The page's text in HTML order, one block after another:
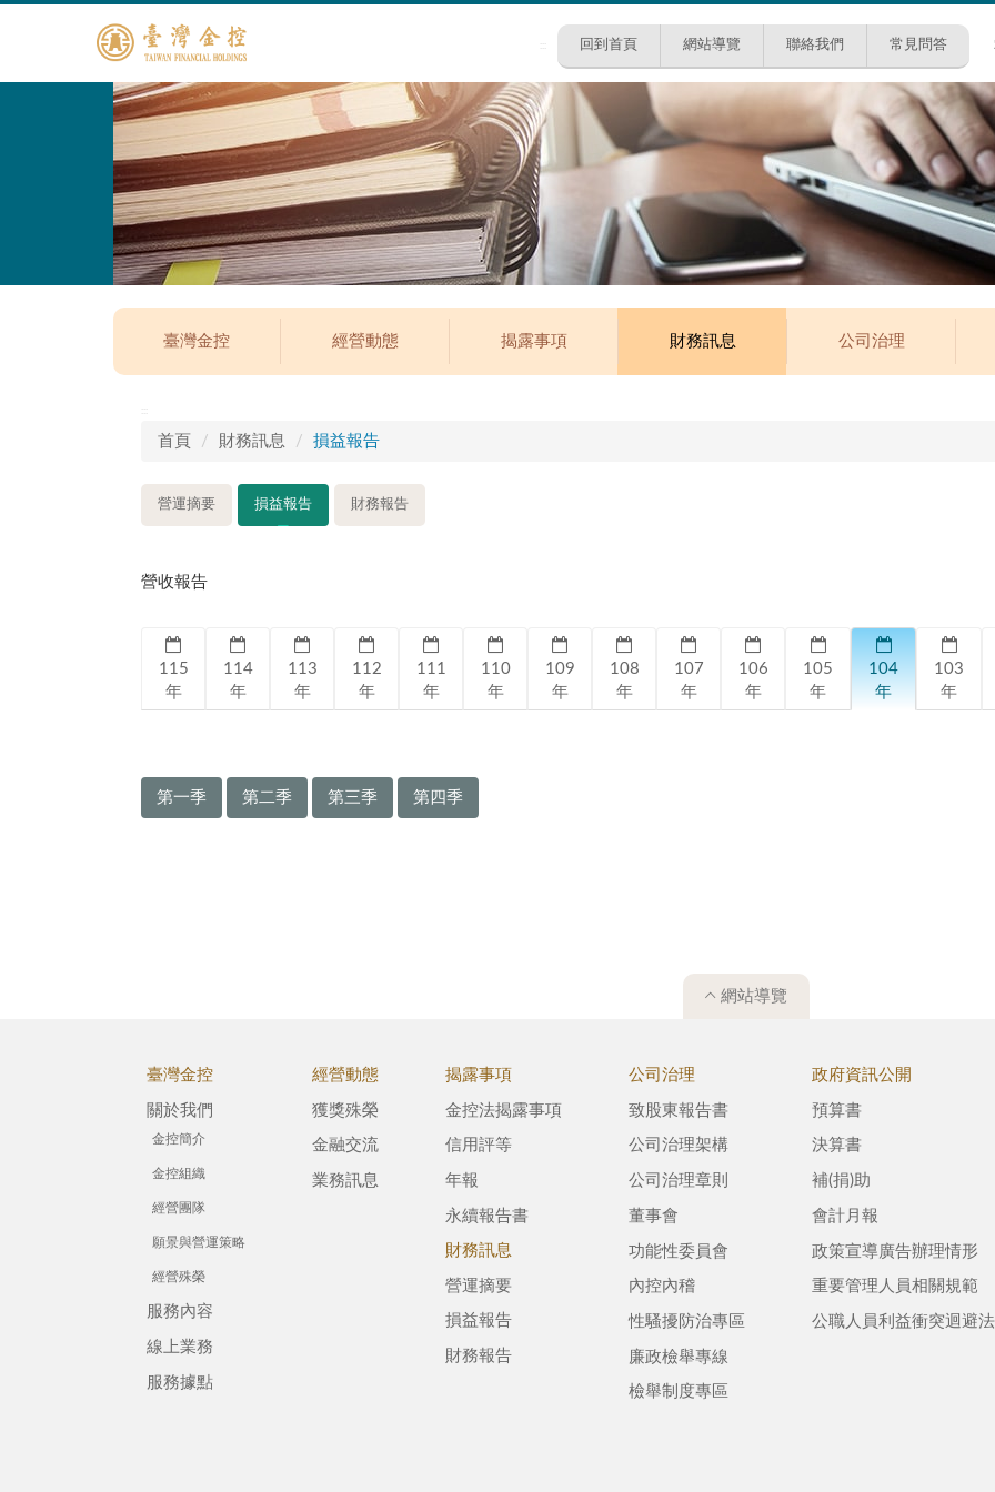
回到首頁 網站導覽 聯絡我們 常見問答
臺灣金控 經營動態 揭露事項 財務訊息 公司治理
首頁 財務訊息 損益報告
營運摘要 損益報告 財務報告
營收報告
115
年
114
年
113
年
112
年
111
年
110
年
109
年
108
年
107
年
106
年
105
年
104
年
103
年
第一季 第二季 第三季 第四季
網站導覽
臺灣金控
關於我們
金控簡介
金控組織
經營團隊
願景與營運策略
經營殊榮
服務內容
線上業務
服務據點
經營動態
獲獎殊榮
金融交流
業務訊息
揭露事項
金控法揭露事項
信用評等
年報
永續報告書
財務訊息
營運摘要
損益報告
財務報告
公司治理
致股東報告書
公司治理架構
公司治理章則
董事會
功能性委員會
內控內稽
性騷擾防治專區
廉政檢舉專線
檢舉制度專區
政府資訊公開
預算書
決算書
補(捐)助
會計月報
政策宣導廣告辦理情形
重要管理人員相關規範
公職人員利益衝突迴避